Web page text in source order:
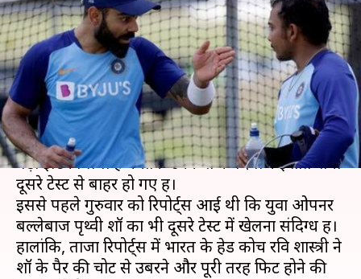
किया कंफर्म, दूसरे टेस्ट के लिए शॉ
फिट
लेखन Neeraj Pandey Feb 28, 2020 10:23 pm
क्या है खबर?
न्यूजीलैंड के खिलाफ दूसरे टेस्ट से पहले भारत को एक
बड़ा झटका लगा है क्योंकि उनके तेज गेंदबाज ईशांत शर्मा
दूसरे टेस्ट से बाहर हो गए हैं।
इससे पहले गुरुवार को रिपोर्ट्स आई थी कि युवा ओपनर
बल्लेबाज पृथ्वी शॉ का भी दूसरे टेस्ट में खेलना संदिग्ध हैं।
हालांकि, ताजा रिपोर्ट्स में भारत के हेड कोच रवि शास्त्री ने
शॉ के पैर की चोट से उबरने और पूरी तरह फिट होने की